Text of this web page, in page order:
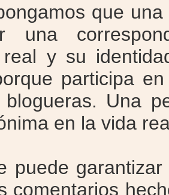
que
una
real y su
participa
blogueras. Una
en la vida
puede
comentarios